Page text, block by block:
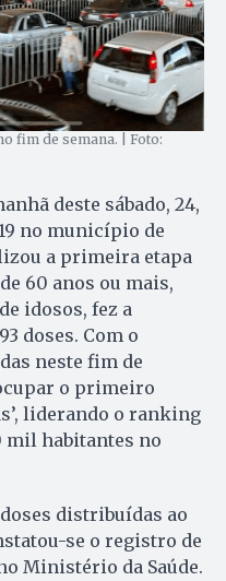
fim de semana. | Foto:
deste sábado, 24,
no município de
a primeira etapa
60 anos ou mais,
idosos, fez a
doses. Com o
neste fim de
o primeiro
liderando o ranking
mil habitantes no
distribuídas ao
se o registro de
Ministério da Saúde.